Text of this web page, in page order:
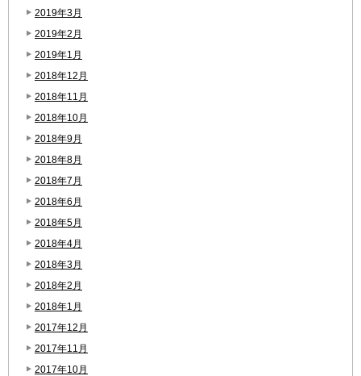
2019年3月
2019年2月
2019年1月
2018年12月
2018年11月
2018年10月
2018年9月
2018年8月
2018年7月
2018年6月
2018年5月
2018年4月
2018年3月
2018年2月
2018年1月
2017年12月
2017年11月
2017年10月